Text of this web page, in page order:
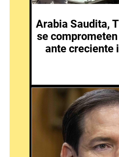
Arabia Saudita,
se
ante creciente